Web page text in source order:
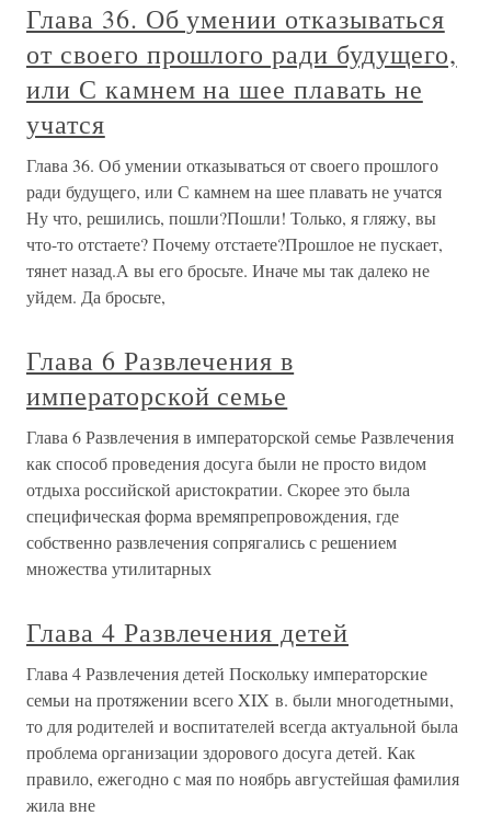
Глава 36. Об умении отказываться
от своего прошлого ради будущего,
или С камнем на шее плавать не
учатся
Глава 36. Об умении отказываться от своего прошлого
ради будущего, или С камнем на шее плавать не учатся
Ну что, решились, пошли?Пошли! Только, я гляжу, вы
что-то отстаете? Почему отстаете?Прошлое не пускает,
тянет назад.А вы его бросьте. Иначе мы так далеко не
уйдем. Да бросьте,
Глава 6 Развлечения в
императорской семье
Глава 6 Развлечения в императорской семье Развлечения
как способ проведения досуга были не просто видом
отдыха российской аристократии. Скорее это была
специфическая форма времяпрепровождения, где
собственно развлечения сопрягались с решением
множества утилитарных
Глава 4 Развлечения детей
Глава 4 Развлечения детей Поскольку императорские
семьи на протяжении всего XIX в. были многодетными,
то для родителей и воспитателей всегда актуальной была
проблема организации здорового досуга детей. Как
правило, ежегодно с мая по ноябрь августейшая фамилия
жила вне